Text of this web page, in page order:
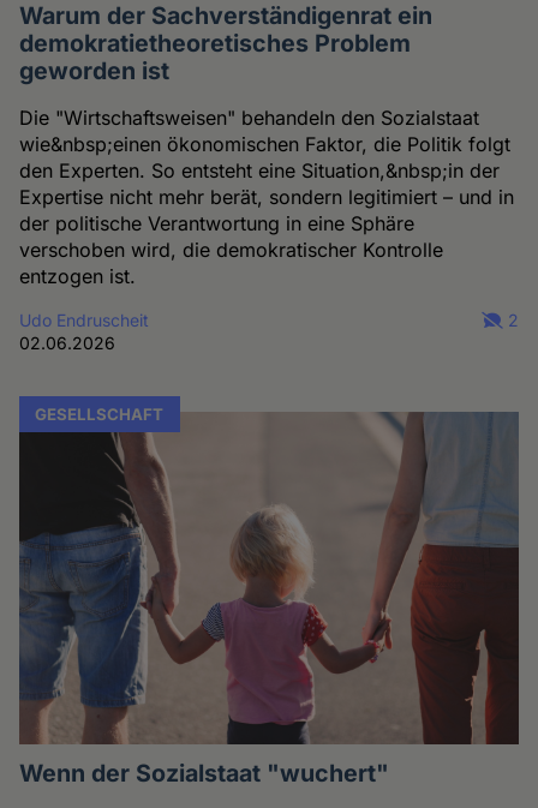
Warum der Sachverständigenrat ein
demokratietheoretisches Problem
geworden ist
Die "Wirtschaftsweisen" behandeln den Sozialstaat
wie&nbsp;einen ökonomischen Faktor, die Politik folgt
den Experten. So entsteht eine Situation,&nbsp;in der
Expertise nicht mehr berät, sondern legitimiert – und in
der politische Verantwortung in eine Sphäre
verschoben wird, die demokratischer Kontrolle
entzogen ist.
Udo Endruscheit
02.06.2026
2
GESELLSCHAFT
Wenn der Sozialstaat "wuchert"